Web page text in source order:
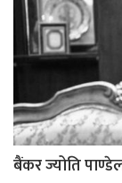
बैंकर ज्योति